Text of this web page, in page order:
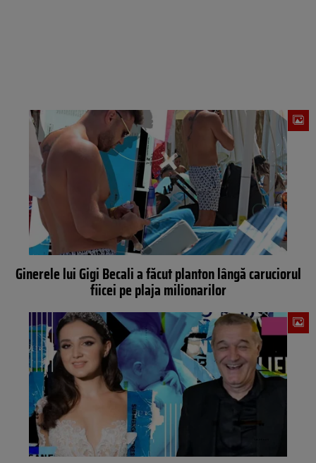
Ginerele lui Gigi Becali a făcut planton lângă caruciorul
fiicei pe plaja milionarilor